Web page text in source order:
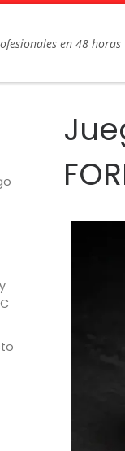
en 48 horas